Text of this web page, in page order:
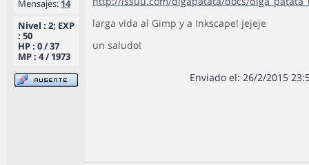
Mensajes: 14
Nivel : 2; EXP
: 50
HP : 0 / 37
MP : 4 / 1973
larga vida al Gimp y a Inkscape! jejeje
un saludo!
Enviado el: 26/2/2015